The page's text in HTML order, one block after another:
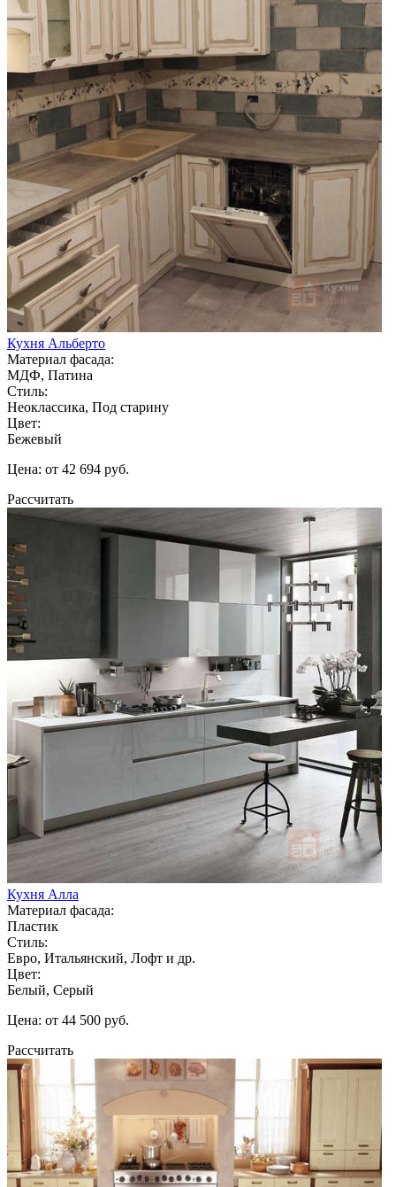
Кухня Альберто
Материал фасада:
МДФ, Патина
Стиль:
Неоклассика, Под старину
Цвет:
Бежевый
Цена: от 42 694 руб.
Рассчитать
Кухня Алла
Материал фасада:
Пластик
Стиль:
Евро, Итальянский, Лофт и др.
Цвет:
Белый, Серый
Цена: от 44 500 руб.
Рассчитать